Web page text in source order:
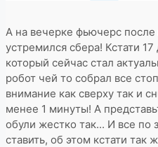
А на вечерке фьючерс
устремился сбера! Кстати
который сейчас стал
робот чей то собрал все
внимание как сверху так и
менее 1 минуты! А
обули жестко так... И все по
ставить, об этом кстати так